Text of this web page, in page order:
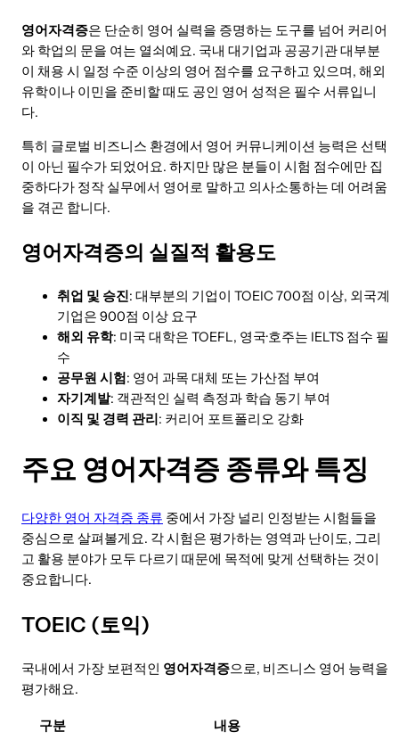
영어자격증은 단순히 영어 실력을 증명하는 도구를 넘어 커리어
와 학업의 문을 여는 열쇠예요. 국내 대기업과 공공기관 대부분
이 채용 시 일정 수준 이상의 영어 점수를 요구하고 있으며, 해외
유학이나 이민을 준비할 때도 공인 영어 성적은 필수 서류입니
다.
특히 글로벌 비즈니스 환경에서 영어 커뮤니케이션 능력은 선택
이 아닌 필수가 되었어요. 하지만 많은 분들이 시험 점수에만 집
중하다가 정작 실무에서 영어로 말하고 의사소통하는 데 어려움
을 겪곤 합니다.
영어자격증의 실질적 활용도
취업 및 승진: 대부분의 기업이 TOEIC 700점 이상, 외국계
기업은 900점 이상 요구
해외 유학: 미국 대학은 TOEFL, 영국·호주는 IELTS 점수 필
수
공무원 시험: 영어 과목 대체 또는 가산점 부여
자기계발: 객관적인 실력 측정과 학습 동기 부여
이직 및 경력 관리 : 커리어 포트폴리오 강화
주요 영어자격증 종류와 특징
다양한 영어 자격증 종류 중에서 가장 널리 인정받는 시험들을
중심으로 살펴볼게요. 각 시험은 평가하는 영역과 난이도, 그리
고 활용 분야가 모두 다르기 때문에 목적에 맞게 선택하는 것이
중요합니다.
TOEIC (토익)
국내에서 가장 보편적인 영어자격증으로, 비즈니스 영어 능력을
평가해요.
구분
내용